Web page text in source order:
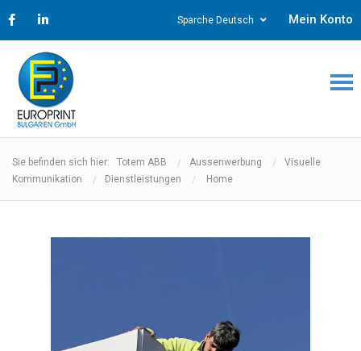
Sparche Deutsch Mein Konto
Sie befinden sich hier: Totem ABB Aussenwerbung
Visuelle
Kommunikation
Dienstleistungen Home